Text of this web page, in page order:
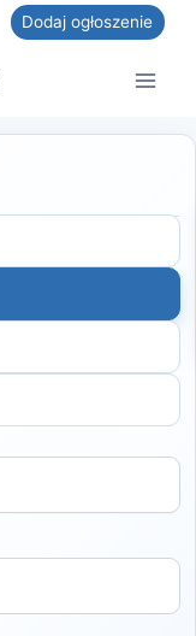
Dodaj ogłoszenie